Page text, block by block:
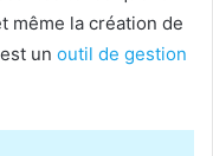
même la création de
un outil de gestion